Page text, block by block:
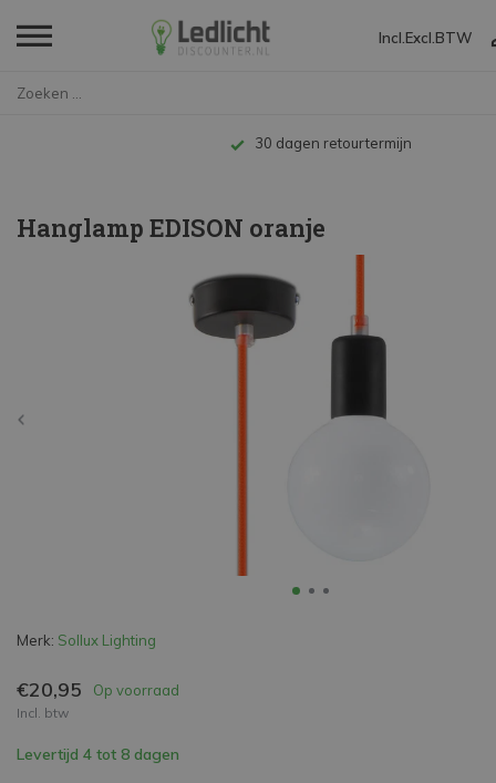
Incl. Excl. BTW
30 dagen retourtermijn
Hanglamp EDISON oranje
Merk: Sollux Lighting
€20,95 Op voorraad
Incl. btw
Levertijd 4 tot 8 dagen